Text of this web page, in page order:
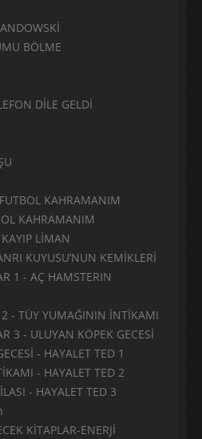
BÖLME
DİLE GELDİ
KAHRAMANIM
KAHRAMANIM
LİMAN
KUYUSU’NUN KEMİKLERİ
1 - AÇ HAMSTERIN
2 - TÜY YUMAĞININ İNTİKAMI
3 - ULUYAN KÖPEK GECESİ
- HAYALET TED 1
- HAYALET TED 2
- HAYALET TED 3
KİTAPLAR-ENERJİ